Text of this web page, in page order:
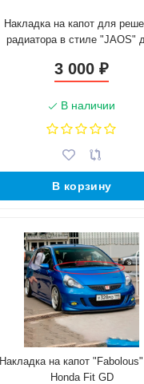
Накладка на капот для
радиатора в стиле "JAOS"
(2009-2014)
3 000₽
В наличии
В корзину
Накладка на капот
Honda Fit GD